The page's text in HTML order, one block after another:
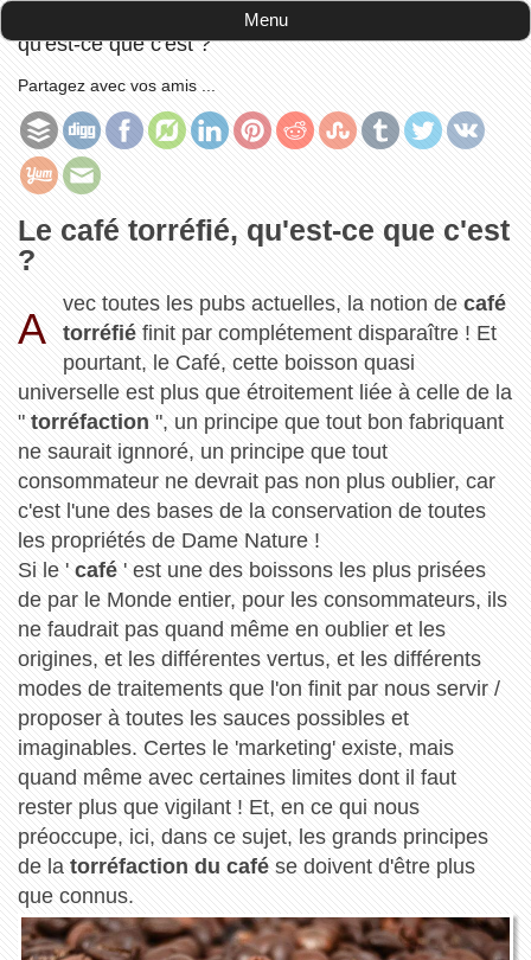
avis consommateurs
qu'est-ce que c'est ?
Partagez avec vos amis ...
Le café torréfié, qu'est-ce que c'est
?
A
vec toutes les pubs actuelles, la notion decafé
torréfié finit par complétement disparaître ! Et
pourtant, le Café, cette boisson quasi
universelle est plus que étroitement liée à celle de la
" torréfaction ", un principe que tout bon fabriquant
ne saurait ignnoré, un principe que tout
consommateur ne devrait pas non plus oublier, car
c'est l'une des bases de la conservation de toutes
les propriétés de Dame Nature !
Si le ' café' est une des boissons les plus prisées
de par le Monde entier, pour les consommateurs, ils
ne faudrait pas quand même en oublier et les
origines, et les différentes vertus, et les différents
modes de traitements que l'on finit par nous servir /
proposer à toutes les sauces possibles et
imaginables. Certes le 'marketing' existe, mais
quand même avec certaines limites dont il faut
rester plus que vigilant ! Et, en ce qui nous
préoccupe, ici, dans ce sujet, les grands principes
de la torréfaction du cafése doivent d'être plus
que connus.
Menu